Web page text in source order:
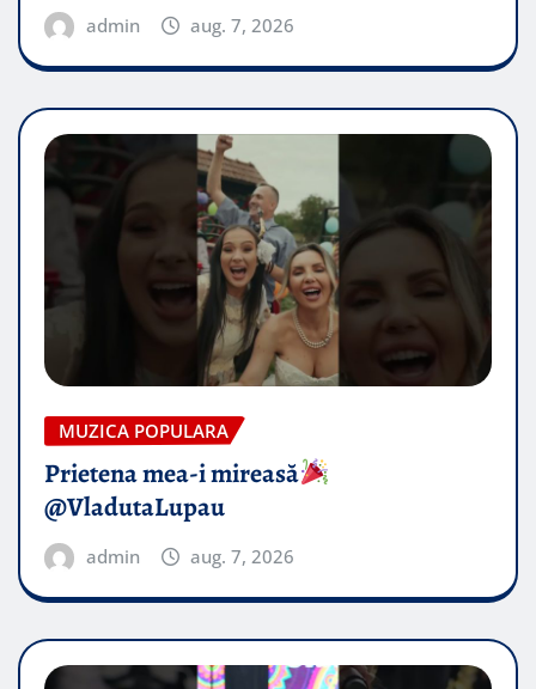
admin aug. 7, 2026
MUZICA POPULARA
Prietena mea-i mireasă​
@VladutaLupau
admin aug. 7, 2026